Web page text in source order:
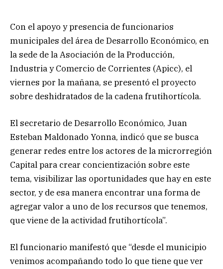
Con el apoyo y presencia de funcionarios
municipales del área de Desarrollo Económico, en
la sede de la Asociación de la Producción,
Industria y Comercio de Corrientes (Apicc), el
viernes por la mañana, se presentó el proyecto
sobre deshidratados de la cadena frutihortícola.
El secretario de Desarrollo Económico, Juan
Esteban Maldonado Yonna, indicó que se busca
generar redes entre los actores de la microrregión
Capital para crear concientización sobre este
tema, visibilizar las oportunidades que hay en este
sector, y de esa manera encontrar una forma de
agregar valor a uno de los recursos que tenemos,
que viene de la actividad frutihortícola”.
El funcionario manifestó que “desde el municipio
venimos acompañando todo lo que tiene que ver